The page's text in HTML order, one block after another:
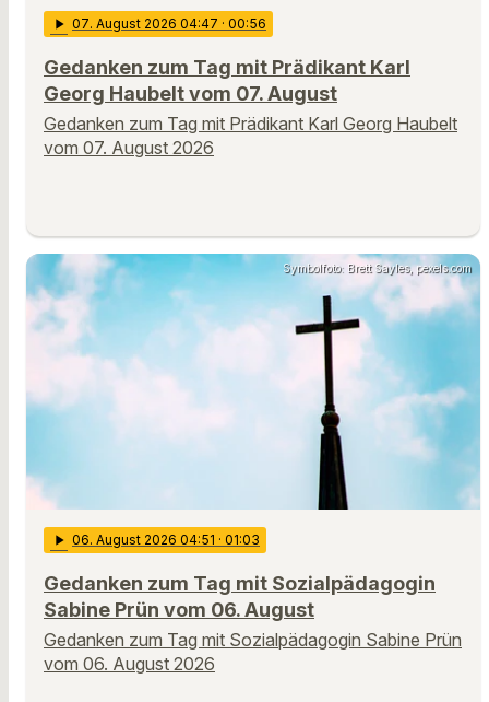
play_arrow 07. August 2026 04:47 · 00:56
Gedanken zum Tag mit Prädikant Karl
Georg Haubelt vom 07. August
Gedanken zum Tag mit Prädikant Karl Georg Haubelt
vom 07. August 2026
Symbolfoto: Brett Sayles, pexels.com
play_arrow 06. August 2026 04:51 · 01:03
Gedanken zum Tag mit Sozialpädagogin
Sabine Prün vom 06. August
Gedanken zum Tag mit Sozialpädagogin Sabine Prün
vom 06. August 2026